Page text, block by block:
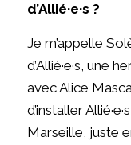
d’Allié·e·s ?
Je m’appelle
d’Allié·e·s, une
avec Alice
d’installer
Marseille, juste